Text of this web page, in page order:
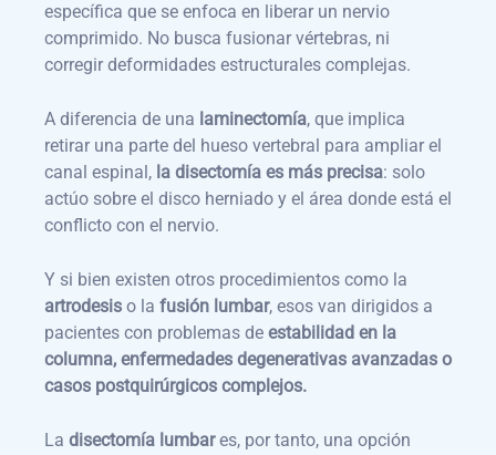
específica que se enfoca en liberar un nervio
comprimido. No busca fusionar vértebras, ni
corregir deformidades estructurales complejas.
A diferencia de una laminectomía, que implica
retirar una parte del hueso vertebral para ampliar el
canal espinal, la disectomía es más precisa: solo
actúo sobre el disco herniado y el área donde está el
conflicto con el nervio.
Y si bien existen otros procedimientos como la
artrodesis o la fusión lumbar, esos van dirigidos a
pacientes con problemas de estabilidad en la
columna, enfermedades degenerativas avanzadas o
casos postquirúrgicos complejos.
La disectomía lumbares, por tanto, una opción